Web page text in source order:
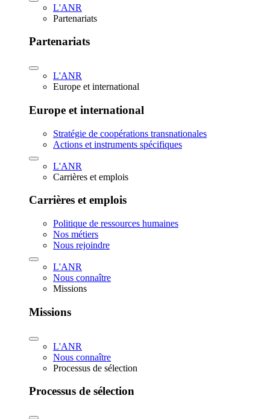
L'ANR
Partenariats
Partenariats
L'ANR
Europe et international
Europe et international
Stratégie de coopérations transnationales
Actions et instruments spécifiques
L'ANR
Carrières et emplois
Carrières et emplois
Politique de ressources humaines
Nos métiers
Nous rejoindre
L'ANR
Nous connaître
Missions
Missions
L'ANR
Nous connaître
Processus de sélection
Processus de sélection